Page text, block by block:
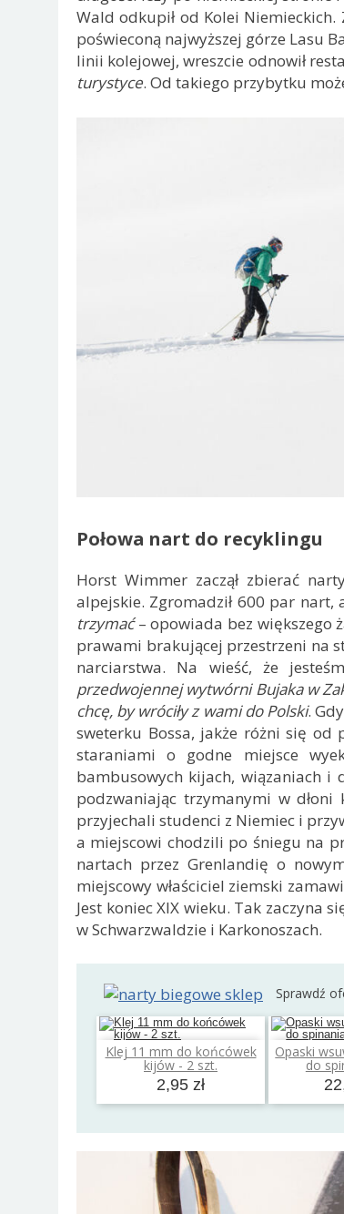
Wald odkupił od Kolei
poświeconą najwyższej górze Lasu
linii kolejowej, wreszcie odnowił
turystyce. Od takiego przybytku
Połowa nart do recyklingu
Horst Wimmer zaczął zbierać
alpejskie. Zgromadził 600 par nart,
trzymać– opowiada bez większego
prawami brakującej przestrzeni na
narciarstwa. Na wieść, że
przedwojennej wytwórni Bujaka w
chcę, by wróciły z wami do Polski.
sweterku Bossa, jakże różni się od
staraniami o godne miejsce
bambusowych kijach, wiązaniach i
podzwaniając trzymanymi w
przyjechali studenci z Niemiec i
a miejscowi chodzili po śniegu na
nartach przez Grenlandię o
miejscowy właściciel ziemski
Jest koniec XIX wieku. Tak zaczyna
w Schwarzwaldzie i Karkonoszach.
Sprawdź
Klej 11 mm do końcówek
kijów - 2 szt.
2,95 zł
Dodaj do koszyka Opaski
do